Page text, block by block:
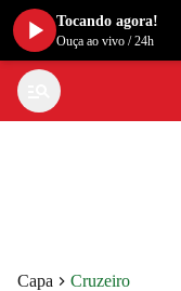
Capa Cruzeiro
Tocando agora!
Ouça ao vivo /24h